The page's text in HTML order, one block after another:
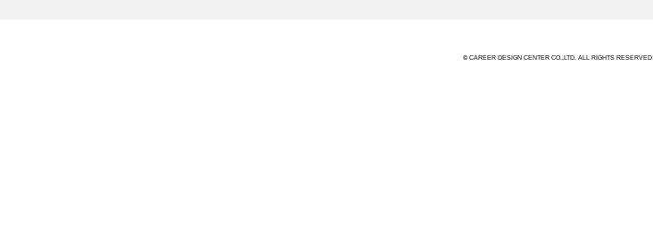
© CAREER DESIGN CENTER CO.,LTD. ALL RIGHTS RESERVED